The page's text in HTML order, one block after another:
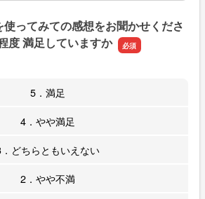
ってみての感想をお聞かせくださ
度 満足していますか
5．満足
4．やや満足
どちらともいえない
2．やや不満